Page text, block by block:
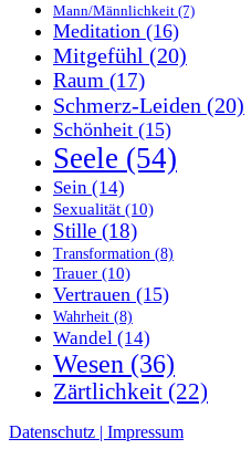
Mann/Männlichkeit (7)
Meditation (16)
Mitgefühl (20)
Raum (17)
Schmerz-Leiden (20)
Schönheit (15)
Seele (54)
Sein (14)
Sexualität (10)
Stille (18)
Transformation (8)
Trauer (10)
Vertrauen (15)
Wahrheit (8)
Wandel (14)
Wesen (36)
Zärtlichkeit (22)
Datenschutz | Impressum